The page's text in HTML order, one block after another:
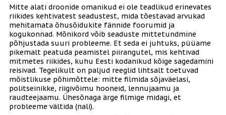
Mitte alati droonide omanikud ei ole teadlikud erinevates
riikides kehtivatest seadustest, mida tõestavad arvukad
mehitamata õhusõidukite fännide foorumid ja
kogukonnad. Mõnikord võib seaduste mittetundmine
põhjustada suuri probleeme. Et seda ei juhtuks, püüame
pikemalt peatuda peamistel piirangutel, mis kehtivad
mitmetes riikides, kuhu Eesti kodanikud kõige sagedamini
reisivad. Tegelikult on paljud reeglid lihtsalt toetuvad
mõistlikuse põhimõttele: mitte filmida sõjaväelasi,
politseinikke, riigivõimu hooneid, lennujaamu ja
raudteejaamu. Ühesõnaga ärge filmige midagi, et
probleeme vältida (nali).